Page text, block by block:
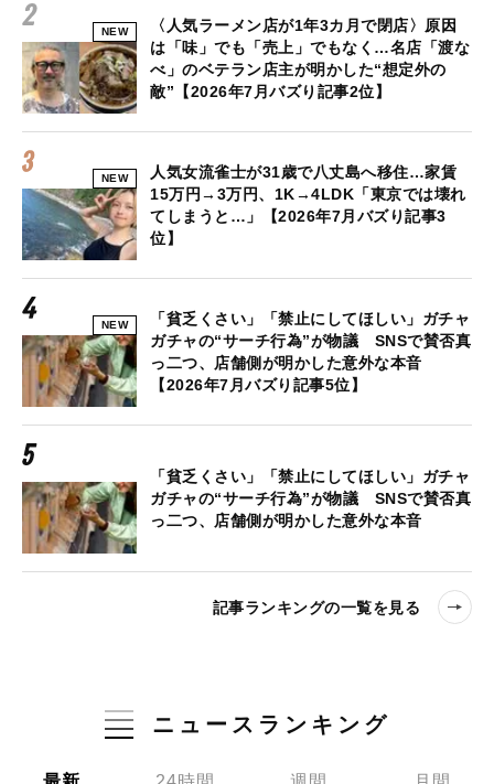
NEW
〈人気ラーメン店が1年3カ月で閉店〉原因
は「味」でも「売上」でもなく…名店「渡な
べ」のベテラン店主が明かした“想定外の
敵”【2026年7月バズり記事2位】
NEW
人気女流雀士が31歳で八丈島へ移住…家賃
15万円→3万円、1K→4LDK「東京では壊れ
てしまうと…」【2026年7月バズり記事3
位】
NEW
「貧乏くさい」「禁止にしてほしい」ガチャ
ガチャの“サーチ行為”が物議 SNSで賛否真
っ二つ、店舗側が明かした意外な本音
【2026年7月バズり記事5位】
「貧乏くさい」「禁止にしてほしい」ガチャ
ガチャの“サーチ行為”が物議 SNSで賛否真
っ二つ、店舗側が明かした意外な本音
記事ランキングの一覧を見る
ニュースランキング